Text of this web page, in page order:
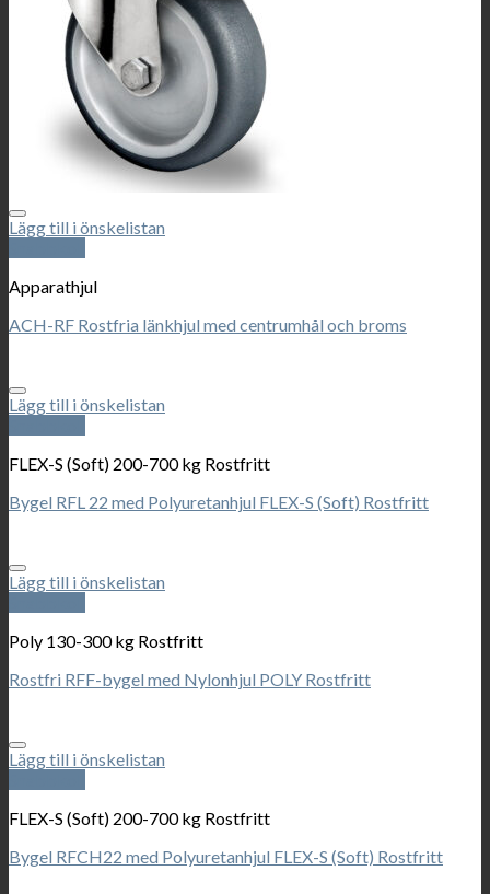
Lägg till i önskelistan
Apparathjul
ACH-RF Rostfria länkhjul med centrumhål och broms
Lägg till i önskelistan
FLEX-S (Soft) 200-700 kg Rostfritt
Bygel RFL 22 med Polyuretanhjul FLEX-S (Soft) Rostfritt
Lägg till i önskelistan
Poly 130-300 kg Rostfritt
Rostfri RFF-bygel med Nylonhjul POLY Rostfritt
Lägg till i önskelistan
FLEX-S (Soft) 200-700 kg Rostfritt
Bygel RFCH22 med Polyuretanhjul FLEX-S (Soft) Rostfritt